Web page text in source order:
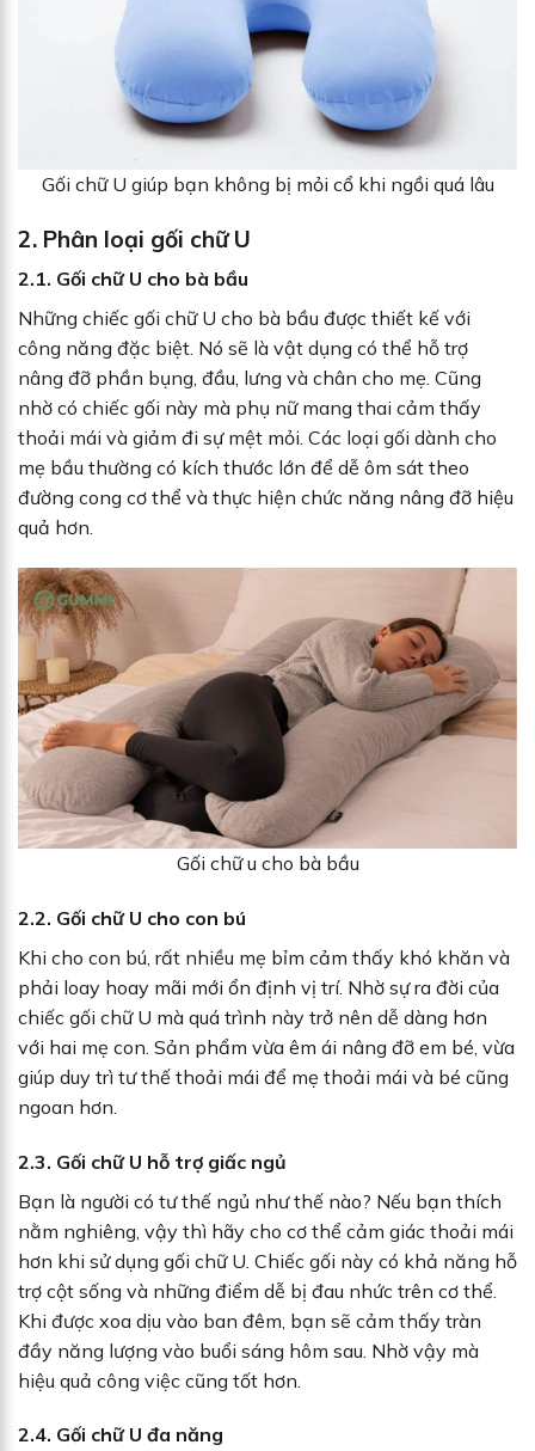
Gối chữ U giúp bạn không bị mỏi cổ khi ngồi quá lâu
2. Phân loại gối chữ U
2.1. Gối chữ U cho bà bầu
Những chiếc gối chữ U cho bà bầu được thiết kế với
công năng đặc biệt. Nó sẽ là vật dụng có thể hỗ trợ
nâng đỡ phần bụng, đầu, lưng và chân cho mẹ. Cũng
nhờ có chiếc gối này mà phụ nữ mang thai cảm thấy
thoải mái và giảm đi sự mệt mỏi. Các loại gối dành cho
mẹ bầu thường có kích thước lớn để dễ ôm sát theo
đường cong cơ thể và thực hiện chức năng nâng đỡ hiệu
quả hơn.
Gối chữ u cho bà bầu
2.2. Gối chữ U cho con bú
Khi cho con bú, rất nhiều mẹ bỉm cảm thấy khó khăn và
phải loay hoay mãi mới ổn định vị trí. Nhờ sự ra đời của
chiếc gối chữ U mà quá trình này trở nên dễ dàng hơn
với hai mẹ con. Sản phẩm vừa êm ái nâng đỡ em bé, vừa
giúp duy trì tư thế thoải mái để mẹ thoải mái và bé cũng
ngoan hơn.
2.3. Gối chữ U hỗ trợ giấc ngủ
Bạn là người có tư thế ngủ như thế nào? Nếu bạn thích
nằm nghiêng, vậy thì hãy cho cơ thể cảm giác thoải mái
hơn khi sử dụng gối chữ U. Chiếc gối này có khả năng hỗ
trợ cột sống và những điểm dễ bị đau nhức trên cơ thể.
Khi được xoa dịu vào ban đêm, bạn sẽ cảm thấy tràn
đầy năng lượng vào buổi sáng hôm sau. Nhờ vậy mà
hiệu quả công việc cũng tốt hơn.
2.4. Gối chữ U đa năng